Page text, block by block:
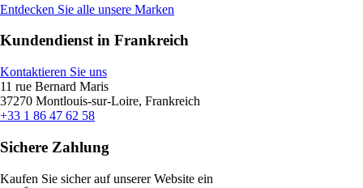
Entdecken Sie alle unsere Marken
Kundendienst in Frankreich
Kontaktieren Sie uns
11 rue Bernard Maris
37270 Montlouis-sur-Loire, Frankreich
+33 1 86 47 62 58
Sichere Zahlung
Kaufen Sie sicher auf unserer Website ein